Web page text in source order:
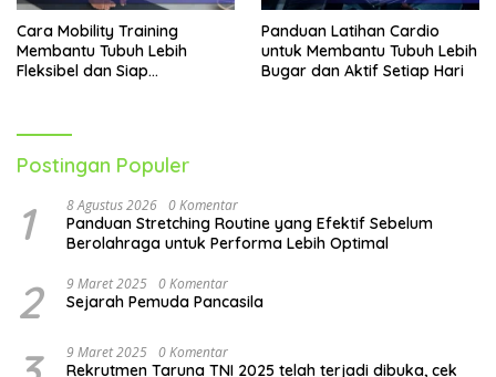
Cara Mobility Training
Membantu Tubuh Lebih
Fleksibel dan Siap
Panduan Latihan Cardio
untuk Membantu Tubuh Lebih
Bugar dan Aktif Setiap Hari
Postingan Populer
1 8 Agustus 2026 0 Komentar
Panduan Stretching Routine yang Efektif Sebelum
Berolahraga untuk Performa Lebih Optimal
2 9 Maret 2025 0 Komentar
Sejarah Pemuda Pancasila
9 Maret 2025 0 Komentar
Rekrutmen Taruna TNI 2025 telah terjadi dibuka, cek